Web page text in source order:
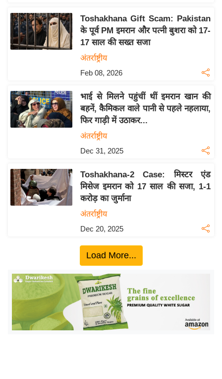
प
र
मि
बे
मि
सा
य
त
यं
हि
ग
त
Toshakhana Gift Scam: Pakistan
के पूर्व PM इमरान और पत्नी बुशरा को 17-
17 साल की सख्त सजा
अंतर्राष्ट्रीय
Feb 08, 2026
भाई से मिलने पहुंचीं थीं इमरान खान की
बहनें, कैमिकल वाले पानी से पहले नहलाया,
फिर गाड़ी में उठाकर...
अंतर्राष्ट्रीय
Dec 31, 2025
Toshakhana-2 Case: मिस्टर एंड
मिसेज इमरान को 17 साल की सजा, 1-1
करोड़ का जुर्माना
अंतर्राष्ट्रीय
Dec 20, 2025
Load More...